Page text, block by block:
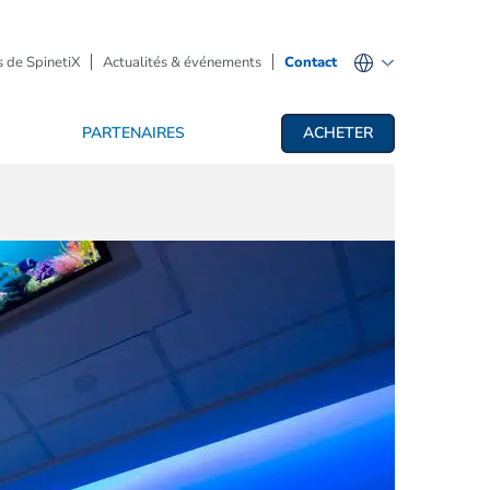
de SpinetiX Actualités & événements Contact
PARTENAIRES ACHETER